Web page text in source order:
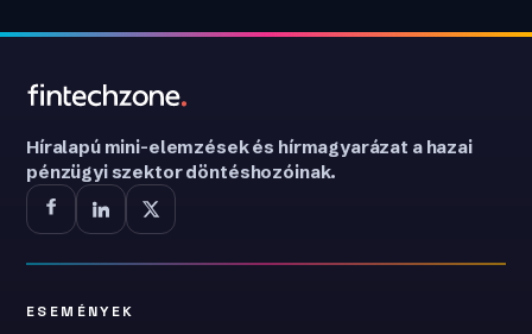
Híralapú mini-elemzések és hírmagyarázat a hazai
pénzügyi szektor döntéshozóinak.
ESEMÉNYEK